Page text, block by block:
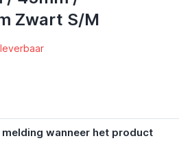
Zwart S/M
melding wanneer het product